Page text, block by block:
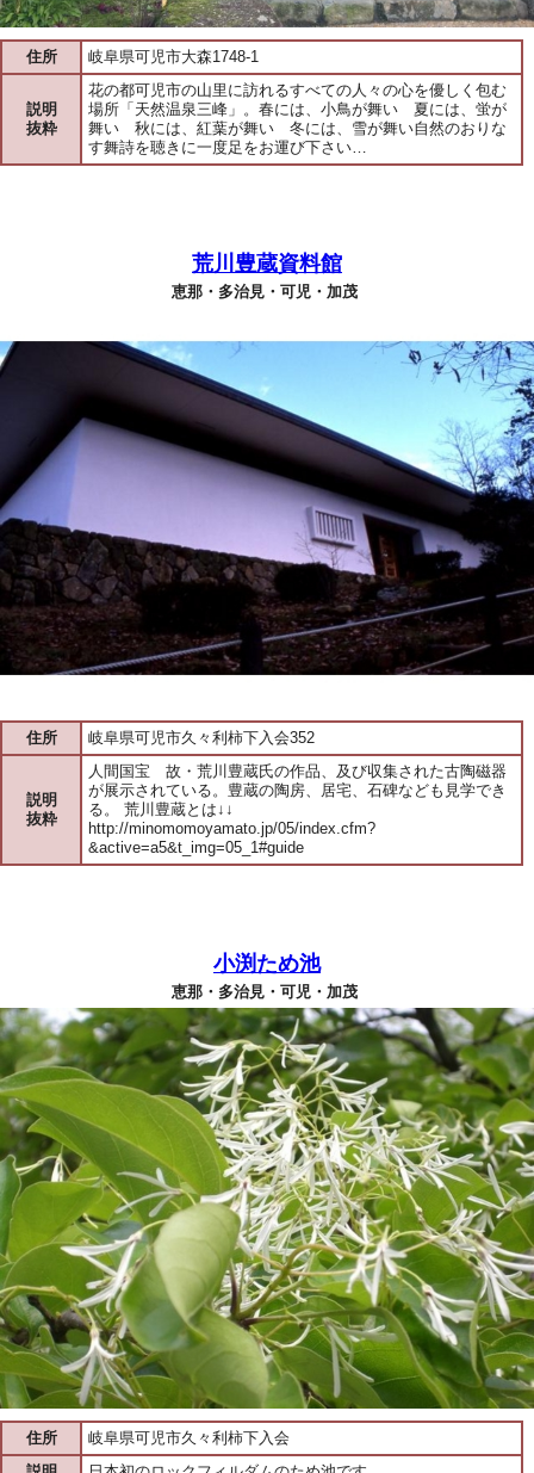
住所 岐阜県可児市大森1748-1
説明
抜粋
花の都可児市の山里に訪れるすべての人々の心を優しく包む
場所「天然温泉三峰」。春には、小鳥が舞い 夏には、蛍が
舞い 秋には、紅葉が舞い 冬には、雪が舞い自然のおりな
す舞詩を聴きに一度足をお運び下さい…
荒川豊蔵資料館
恵那・多治見・可児・加茂
住所 岐阜県可児市久々利柿下入会352
説明
抜粋
人間国宝 故・荒川豊蔵氏の作品、及び収集された古陶磁器
が展示されている。豊蔵の陶房、居宅、石碑なども見学でき
る。 荒川豊蔵とは↓↓
http://minomomoyamato.jp/05/index.cfm?
&active=a5&t_img=05_1#guide
小渕ため池
恵那・多治見・可児・加茂
住所
岐阜県可児市久々利柿下入会